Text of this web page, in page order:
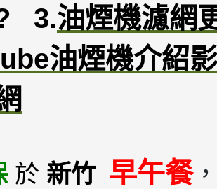
3.油煙機濾網
油煙機介紹
於 新竹 早午餐